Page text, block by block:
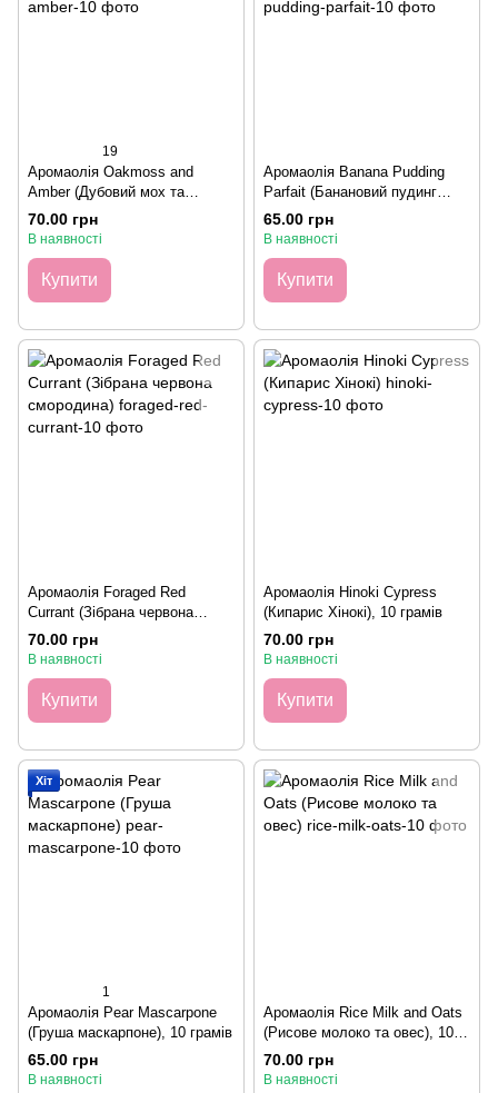
19
Аромаолія Oakmoss and
Amber (Дубовий мох та
бурштин), 10 грамів
70.00 грн
В наявності
Купити
Аромаолія Banana Pudding
Parfait (Банановий пудинг
Парфе), 10 грамів
65.00 грн
В наявності
Купити
Аромаолія Foraged Red
Currant (Зібрана червона
смородина), 10 грамів
70.00 грн
В наявності
Купити
Аромаолія Hinoki Cypress
(Кипарис Хінокі), 10 грамів
70.00 грн
В наявності
Купити
Хіт
1
Аромаолія Pear Mascarpone
(Груша маскарпоне), 10 грамів
65.00 грн
В наявності
Аромаолія Rice Milk and Oats
(Рисове молоко та овес), 10
грамів
70.00 грн
В наявності